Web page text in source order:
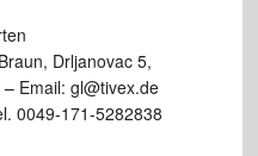
Drljanovac 5,
Email: gl@tivex.de
0049-171-5282838